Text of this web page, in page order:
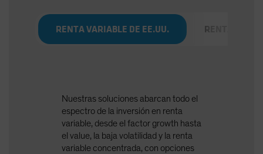
RENTA VARIABLE DE EE.UU. RENTA FIJA
Nuestras soluciones abarcan todo el
espectro de la inversión en renta
variable, desde el factor growth hasta
el value, la baja volatilidad y la renta
variable concentrada, con opciones